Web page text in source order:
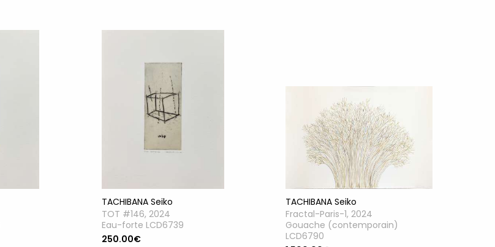
TACHIBANA Seiko
TOT #146, 2024
Eau-forte LCD6739
250.00€
TACHIBANA Seiko
Fractal-Paris-1, 2024
Gouache (contemporain)
LCD6790